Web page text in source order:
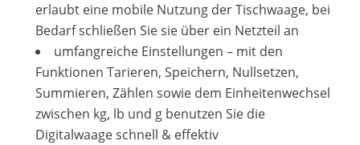
erlaubt eine mobile Nutzung der Tischwaage, bei
Bedarf schließen Sie sie über ein Netzteil an
umfangreiche Einstellungen – mit den
Funktionen Tarieren, Speichern, Nullsetzen,
Summieren, Zählen sowie dem Einheitenwechsel
zwischen kg, lb und g benutzen Sie die
Digitalwaage schnell & effektiv